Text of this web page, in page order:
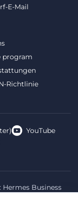
program
Richtlinie
E-Mail
YouTube
Hermes Business